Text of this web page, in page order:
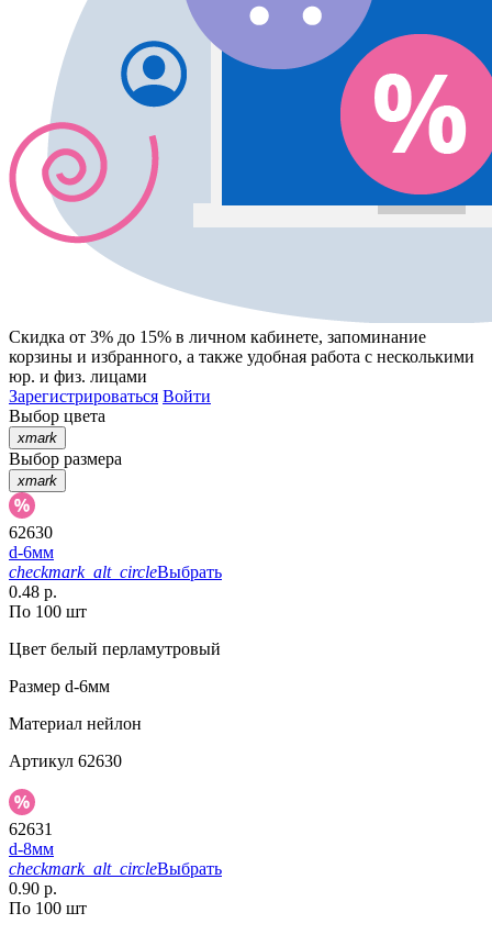
Скидка от 3% до 15% в личном кабинете, запоминание
корзины и избранного, а также удобная работа с несколькими
юр. и физ. лицами
Зарегистрироваться Войти
Выбор цвета
xmark
Выбор размера
xmark
62630
d-6мм
checkmark_alt_circleВыбрать
0.48 р.
По 100 шт
Цвет белый перламутровый
Размер d-6мм
Материал нейлон
Артикул 62630
62631
d-8мм
checkmark_alt_circleВыбрать
0.90 р.
По 100 шт